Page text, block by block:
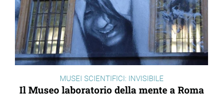
MUSEI SCIENTIFICI: INVISIBILE
Il Museo laboratorio della mente a Roma